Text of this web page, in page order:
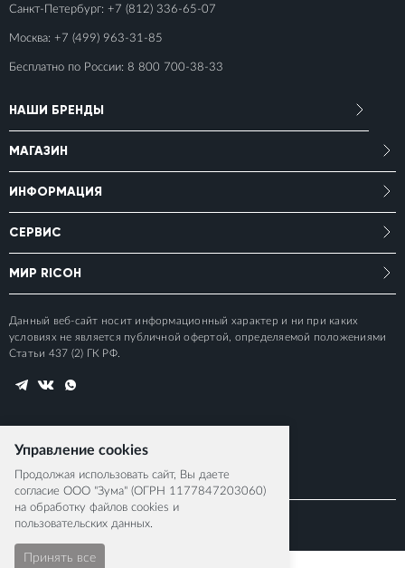
Санкт-Петербург: +7 (812) 336-65-07
Москва: +7 (499) 963-31-85
Бесплатно по России: 8 800 700-38-33
НАШИ БРЕНДЫ
МАГАЗИН
ИНФОРМАЦИЯ
СЕРВИС
МИР RICOH
Данный веб-сайт носит информационный характер и ни при каких
условиях не является публичной офертой, определяемой положениями
Статьи 437 (2) ГК РФ.
© 2015-2026 RICOH IMAGING EUROPE S.A.S
Управление cookies
Продолжая использовать сайт, Вы даете
согласие ООО "Зума" (ОГРН 1177847203060)
на обработку файлов cookies и
пользовательских данных.
Принять все